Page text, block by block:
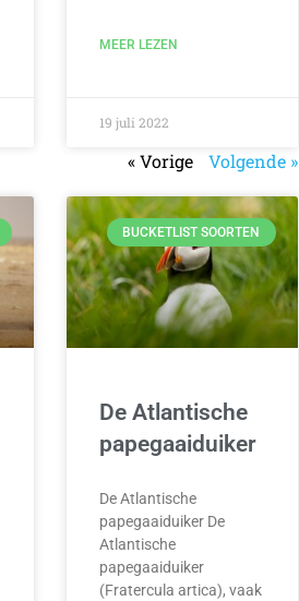
MEER LEZEN
19 juli 2022
« Vorige Volgende »
BUCKETLIST SOORTEN
De Atlantische
papegaaiduiker
De Atlantische
papegaaiduiker De
Atlantische
papegaaiduiker
(Fratercula artica), vaak